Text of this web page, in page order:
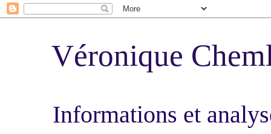
Véronique
Informations et